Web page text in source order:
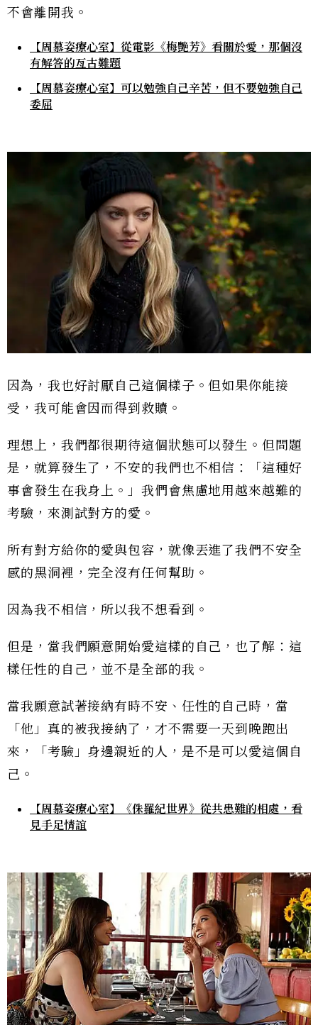
不會離開我。
【周慕姿療心室】從電影《梅艷芳》看關於愛，那個沒
有解答的亙古難題
【周慕姿療心室】可以勉強自己辛苦，但不要勉強自己
委屈
因為，我也好討厭自己這個樣子。但如果你能接
受，我可能會因而得到救贖。
理想上，我們都很期待這個狀態可以發生。但問題
是，就算發生了，不安的我們也不相信：「這種好
事會發生在我身上。」我們會焦慮地用越來越難的
考驗，來測試對方的愛。
所有對方給你的愛與包容，就像丟進了我們不安全
感的黑洞裡，完全沒有任何幫助。
因為我不相信，所以我不想看到。
但是，當我們願意開始愛這樣的自己，也了解：這
樣任性的自己，並不是全部的我。
當我願意試著接納有時不安、任性的自己時，當
「他」真的被我接納了，才不需要一天到晚跑出
來，「考驗」身邊親近的人，是不是可以愛這個自
己。
【周慕姿療心室】《侏羅紀世界》從共患難的相處，看
見手足情誼